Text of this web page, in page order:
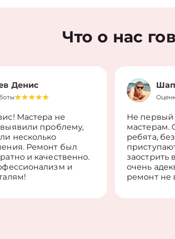
Что о нас
Денис
Мастера не
проблему,
несколько
Ремонт был
и качественно.
и
Не первый
мастерам.
ребята,
заострить
очень
ремонт не